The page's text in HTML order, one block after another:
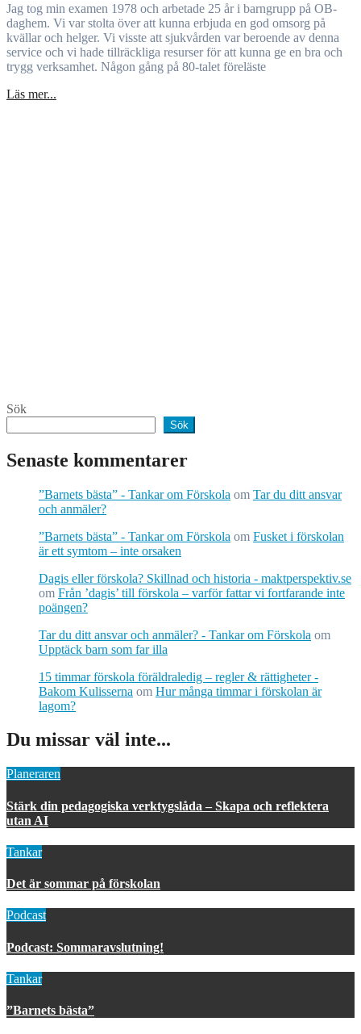
Jag tog min examen 1978 och arbetade 25 år i barngrupp på OB-
daghem. Vi var stolta över att kunna erbjuda en god omsorg på
kvällar och helger. Vi visste att sjukvården var beroende av denna
service och vi hade tillräckliga resurser för att kunna ge en bra och
trygg verksamhet. Någon gång på 80-talet föreläste
Läs mer...
Sök
Sök
Senaste kommentarer
”Barnets bästa” - Tankar om Förskola om Tar du ditt ansvar
och anmäler?
”Barnets bästa” - Tankar om Förskola om Fusket i förskolan
är ett symtom – inte orsaken
Dagis eller förskola? Skillnad och historia - maktperspektiv.se
om Från ’dagis’ till förskola – varför fattar vi fortfarande inte
poängen?
Tar du ditt ansvar och anmäler? - Tankar om Förskola om
Upptäck barn som far illa
15 timmar förskola föräldraledig – regler & rättigheter -
Bakom Kulisserna om Hur många timmar i förskolan är
lagom?
Du missar väl inte...
Planeraren
Stärk din pedagogiska verktygslåda – Skapa och reflektera
utan AI
Tankar
Det är sommar på förskolan
Podcast
Podcast: Sommaravslutning!
Tankar
”Barnets bästa”